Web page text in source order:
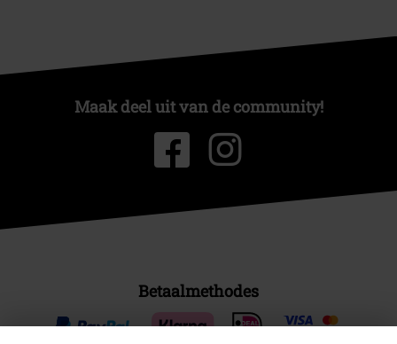
Maak deel uit van de community!
Betaalmethodes